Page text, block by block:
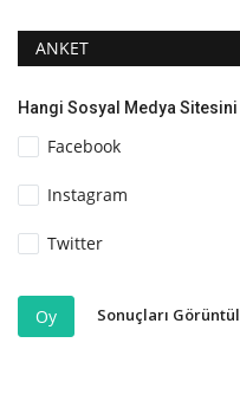
ANKET
Hangi Sosyal Medya
Facebook
Instagram
Twitter
Oy Sonuçları